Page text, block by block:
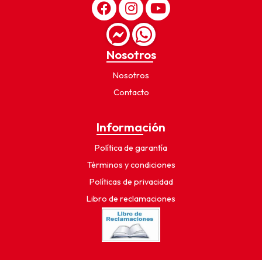
Nosotros
Nosotros
Contacto
Información
Política de garantía
Términos y condiciones
Políticas de privacidad
Libro de reclamaciones